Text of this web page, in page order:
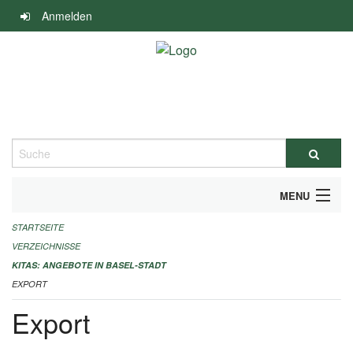
Navigation
überspringen
Anmelden
Suche
MENU
ALLGEMEINE INFORMATIONEN
IMPRESSUM
STARTSEITE
VERZEICHNISSE
KITAS: ANGEBOTE IN BASEL-STADT
EXPORT
Export